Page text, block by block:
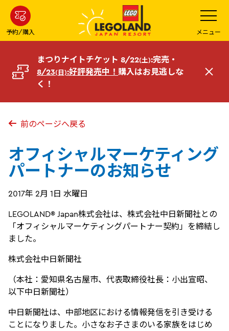
ン
コ
へ
予約/購入
メ
ニ
ュ
ー
を
開
メニュー
まつりナイトチケット 8/22(土):完売・
8/23(日):好評発売中！ 購入はお見逃しな
く！
閉
前のページへ戻る
オフィシャルマーケティング
パートナーのお知らせ
2017年 2月 1日 水曜日
LEGOLAND® Japan株式会社は、株式会社中日新聞社との
「オフィシャルマーケティングパートナー契約」を締結し
ました。
株式会社中日新聞社
（本社：愛知県名古屋市、代表取締役社長：小出宣昭、
以下中日新聞社）
中日新聞社は、中部地区における情報発信を引き受ける
ことになりました。小さなお子さまのいる家族をはじめ